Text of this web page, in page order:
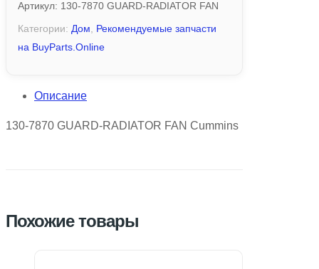
Артикул: 130-7870 GUARD-RADIATOR FAN
Категории: Дом
Рекомендуемые запчасти
на BuyParts.Online
Описание
130-7870 GUARD-RADIATOR FAN Cummins
Похожие товары